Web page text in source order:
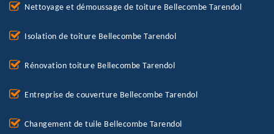
Nettoyage et démoussage de toiture Bellecombe Tarendol
Isolation de toiture Bellecombe Tarendol
Rénovation toiture Bellecombe Tarendol
Entreprise de couverture Bellecombe Tarendol
Changement de tuile Bellecombe Tarendol